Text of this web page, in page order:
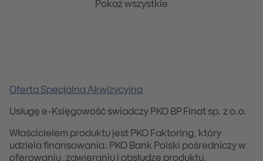
Pokaż wszystkie
Oferta Specjalna Akwizycyjna
Usługę e-Księgowość świadczy PKO BP Finat sp. z o.o.
Właścicielem produktu jest PKO Faktoring, który
udziela finansowania. PKO Bank Polski pośredniczy w
oferowaniu, zawieraniu i obsłudze produktu.